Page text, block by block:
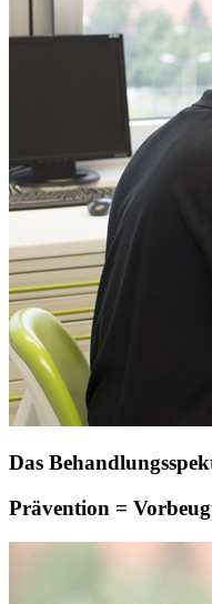
Das
Prävention =